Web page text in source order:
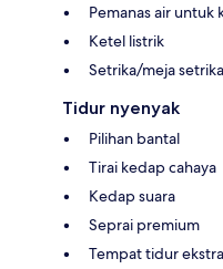
Pemanas air
Ketel listrik
Setrika/meja
Tidur nyenyak
Pilihan bantal
Tirai kedap cahaya
Kedap suara
Seprai premium
Tempat tidur